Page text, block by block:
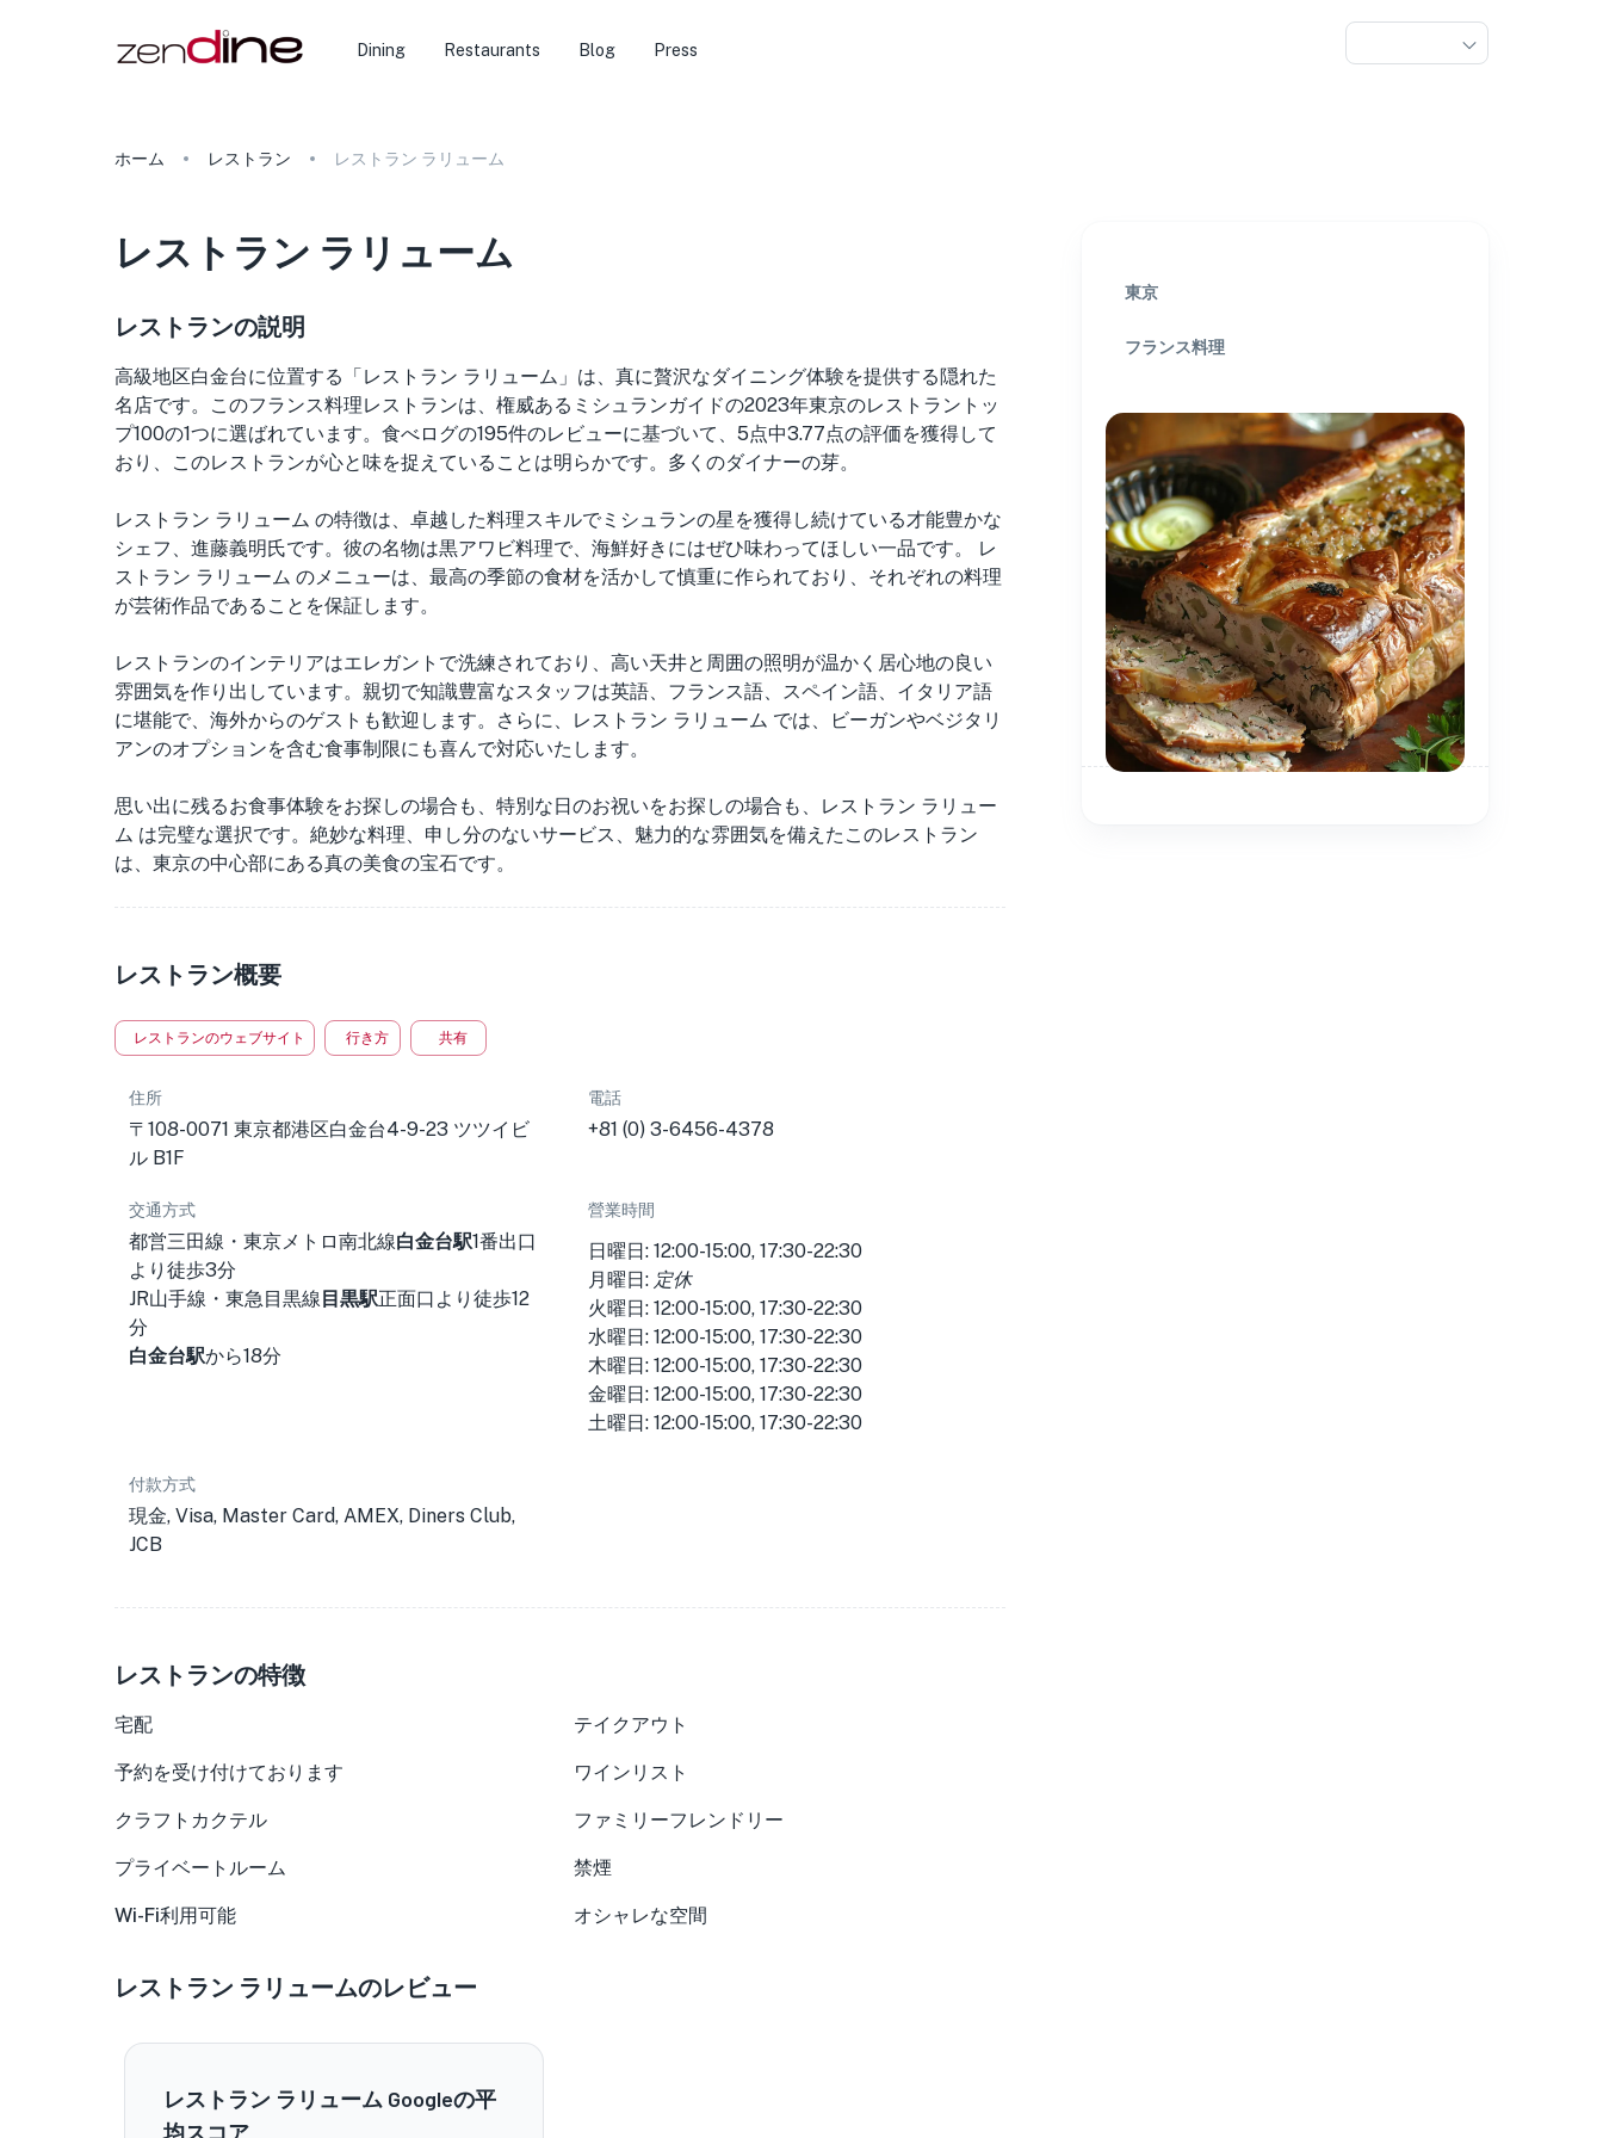
Dining Restaurants Blog Press
ホーム レストラン レストラン ラリューム
レストラン ラリューム
レストランの説明
高級地区白金台に位置する「レストラン ラリューム」は、真に贅沢なダイニング体験を提供する隠れた
名店です。このフランス料理レストランは、権威あるミシュランガイドの2023年東京のレストラントッ
プ100の1つに選ばれています。食べログの195件のレビューに基づいて、5点中3.77点の評価を獲得して
おり、このレストランが心と味を捉えていることは明らかです。多くのダイナーの芽。
レストラン ラリューム の特徴は、卓越した料理スキルでミシュランの星を獲得し続けている才能豊かな
シェフ、進藤義明氏です。彼の名物は黒アワビ料理で、海鮮好きにはぜひ味わってほしい一品です。 レ
ストラン ラリューム のメニューは、最高の季節の食材を活かして慎重に作られており、それぞれの料理
が芸術作品であることを保証します。
レストランのインテリアはエレガントで洗練されており、高い天井と周囲の照明が温かく居心地の良い
雰囲気を作り出しています。親切で知識豊富なスタッフは英語、フランス語、スペイン語、イタリア語
に堪能で、海外からのゲストも歓迎します。さらに、レストラン ラリューム では、ビーガンやベジタリ
アンのオプションを含む食事制限にも喜んで対応いたします。
思い出に残るお食事体験をお探しの場合も、特別な日のお祝いをお探しの場合も、レストラン ラリュー
ム は完璧な選択です。絶妙な料理、申し分のないサービス、魅力的な雰囲気を備えたこのレストラン
は、東京の中心部にある真の美食の宝石です。
レストラン概要
レストランのウェブサイト 行き方 共有
住所
〒108-0071 東京都港区白金台4-9-23 ツツイビ
ル B1F
電話
+81 (0) 3-6456-4378
交通方式
都営三田線・東京メトロ南北線白金台駅1番出口
より徒歩3分
JR山手線・東急目黒線目黒駅正面口より徒歩12
分
白金台駅から18分
營業時間
日曜日: 12:00-15:00, 17:30-22:30
月曜日: 定休
火曜日: 12:00-15:00, 17:30-22:30
水曜日: 12:00-15:00, 17:30-22:30
木曜日: 12:00-15:00, 17:30-22:30
金曜日: 12:00-15:00, 17:30-22:30
土曜日: 12:00-15:00, 17:30-22:30
付款方式
現金, Visa, Master Card, AMEX, Diners Club,
JCB
レストランの特徴
宅配 テイクアウト
予約を受け付けております ワインリスト
クラフトカクテル ファミリーフレンドリー
プライベートルーム 禁煙
Wi-Fi利用可能 オシャレな空間
東京
フランス料理
レストラン ラリュームのレビュー
レストラン ラリューム Googleの平
均スコア